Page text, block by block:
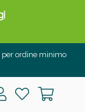
per ordine minimo